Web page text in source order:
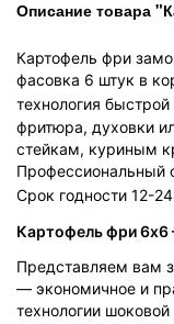
Описание товара
Картофель фри
фасовка 6 штук в
технология
фритюра, духовки
стейкам, куриным
Профессиональный
Срок годности 12-
Картофель фри 6х6
Представляем вам
— экономичное и
технологии